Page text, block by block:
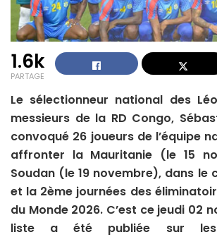
1.6k
PARTAGE
Le sélectionneur national des
messieurs de la RD Congo,
convoqué 26 joueurs de l’équipe
affronter la Mauritanie (le 15
Soudan (le 19 novembre), dans le
et la 2ème journées des
du Monde 2026. C’est ce jeudi 02
liste a été publiée sur